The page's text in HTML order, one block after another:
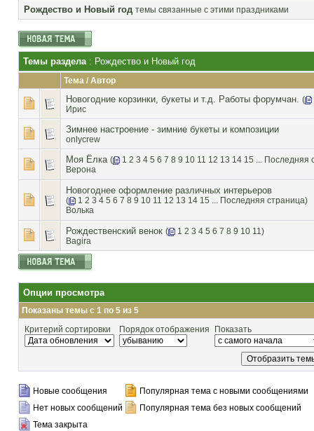
Рождество и Новый год темы связанные с этими праздниками
Темы раздела: Рождество и Новый год
Тема / Автор
Новогодние корзинки, букеты и т.д. Работы форумчан. (
Ирис
Зимнее настроение - зимние букеты и композиции
onlycrew
Моя Ёлка ( 1 2 3 4 5 6 7 8 9 10 11 12 13 14 15 ... Последняя
Верона
Новогоднее оформление различных интерьеров
( 1 2 3 4 5 6 7 8 9 10 11 12 13 14 15 ... Последняя страница)
Волька
Рождественский венок ( 1 2 3 4 5 6 7 8 9 10 11)
Bagira
Опции просмотра
Показаны темы с 1 по 5 из 5
Критерий сортировки
Порядок отображения Показать
Новые сообщения
Популярная тема с новыми сообщениями
Нет новых сообщений
Популярная тема без новых сообщений
Тема закрыта